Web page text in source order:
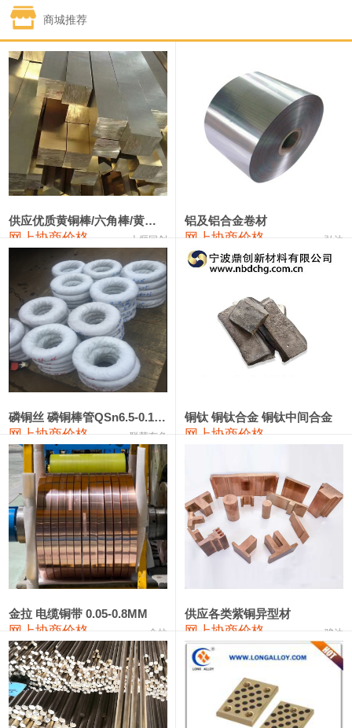
钯金
1#钴 331,000—351,000
1#锑 88,000—94,000 91,000
2#锑 84,000—90,000 87,000 0
1#镁 17,000—18,000 17,500
1#电解锰(99.7%袋装) 17,900—18,100 18,000
1#电解锰 18,800—19,000 18,900
1#铬 60,000—82,000
2202#硅 14,100—14,300
553#硅 9,200—9,400 9,300
3303#硅 10,300—10,500 10,400
441#硅 9,500—9,700
金属硅553#-331# 10,000 0
漆包线 111,610—115,610 113,610
磷铜合金 110,400—117,200 113,800 1,050
无氧铜丝(硬) 109,350—109,650 109,500
R410A专用紫铜管 113,340—113,340
铸造铝合金锭(A380） 26,200—26,400 26,300 100
铝合金ADC12 24,100—24,300 100
铸造铝合金锭(ZL102) 24,100—24,300 24,200
商城推荐
供应优质黄铜棒/六角棒/黄铜方板
网上协商价格 十堰同创
铝及铝合金卷材
网上协商价格 弘达
磷铜丝 磷铜棒管QSn6.5-0.1 7-0.2 8-0.3
网上协商价格 联荣有色
铜钛 铜钛合金 铜钛中间合金
网上协商价格
金拉 电缆铜带 0.05-0.8MM
网上协商价格 金拉
供应各类紫铜异型材
网上协商价格 骏达